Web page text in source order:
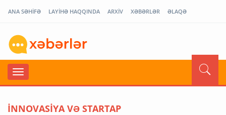
ANA SƏHİFƏ LAYİHƏ HAQQINDA ARXİV XƏBƏRLƏR ƏLAQƏ
İNNOVASİYA VƏ STARTAP